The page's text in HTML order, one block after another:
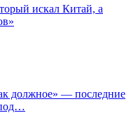
искал Китай, а
должное» — последние